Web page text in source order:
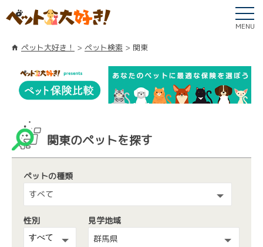
MENU
ペット大好き！ ペット検索 関東
関東のペットを探す
ペットの種類
すべて
性別
見学地域
群馬県